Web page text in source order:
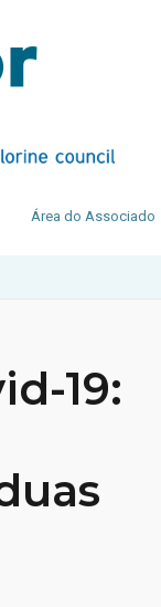
Área do Associado
19: